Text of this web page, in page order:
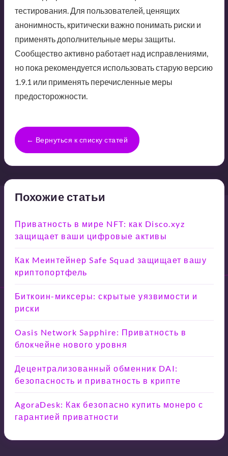
тестирования. Для пользователей, ценящих
анонимность, критически важно понимать риски и
применять дополнительные меры защиты.
Сообщество активно работает над исправлениями,
но пока рекомендуется использовать старую версию
1.9.1 или применять перечисленные меры
предосторожности.
← Вернуться к списку статей
Похожие статьи
Приватность в мире NFT: как Disco.xyz
защищает ваши цифровые активы
Как Meинтейнер Safe Squad защищает вашу
криптопортфель
Биткоин-миксеры: скрытые уязвимости и
риски
Oasis Network Sapphire: Приватность в
блокчейне нового уровня
Децентрализованный обменник DAI:
безопасность и приватность в крипте
AgoraDesk: Как безопасно купить монеро с
гарантией приватности